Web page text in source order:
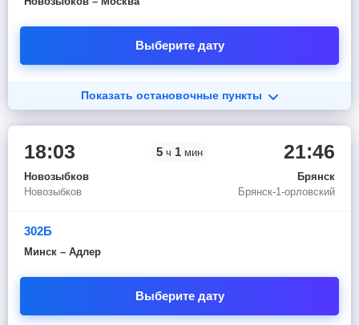
Выберите дату
Показать остановочные пункты
18:03
Новозыбков
Новозыбков
5 ч 1 мин 21:46
Брянск
Брянск-1-орловский
302Б
Минск – Адлер
Выберите дату